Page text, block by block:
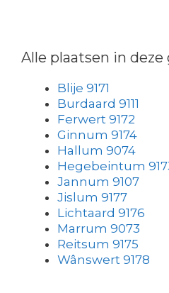
Alle plaatsen in
Blije 9171
Burdaard 9111
Ferwert 9172
Ginnum 9174
Hallum 9074
Hegebeintum
Jannum 9107
Jislum 9177
Lichtaard 9176
Marrum 9073
Reitsum 9175
Wânswert 9178